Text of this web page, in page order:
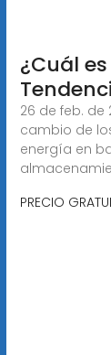
¿Cuál
26 de feb. de
cambio de
energía en
PRECIO